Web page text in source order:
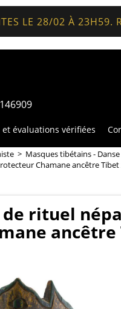
LE 28/02 À 23H59.
évaluations vérifiées
> Masques tibétains -
Chamane ancêtre Tibet
rituel
ancêtre